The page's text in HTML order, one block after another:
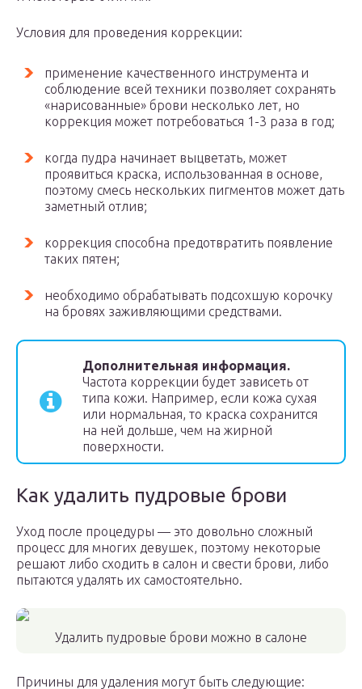
Условия для проведения коррекции:
применение качественного инструмента и
соблюдение всей техники позволяет сохранять
«нарисованные» брови несколько лет, но
коррекция может потребоваться 1-3 раза в год;
когда пудра начинает выцветать, может
проявиться краска, использованная в основе,
поэтому смесь нескольких пигментов может дать
заметный отлив;
коррекция способна предотвратить появление
таких пятен;
необходимо обрабатывать подсохшую корочку
на бровях заживляющими средствами.
Дополнительная информация.
Частота коррекции будет зависеть от
типа кожи. Например, если кожа сухая
или нормальная, то краска сохранится
на ней дольше, чем на жирной
поверхности.
Как удалить пудровые брови
Уход после процедуры — это довольно сложный
процесс для многих девушек, поэтому некоторые
решают либо сходить в салон и свести брови, либо
пытаются удалять их самостоятельно.
Удалить пудровые брови можно в салоне
Причины для удаления могут быть следующие: